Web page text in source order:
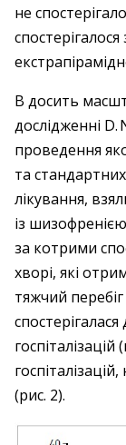
не
В досить
дослідженні D.
проведення
та
лікування,
із
за котрими
хворі, які
тяжчий
(рис. 2).